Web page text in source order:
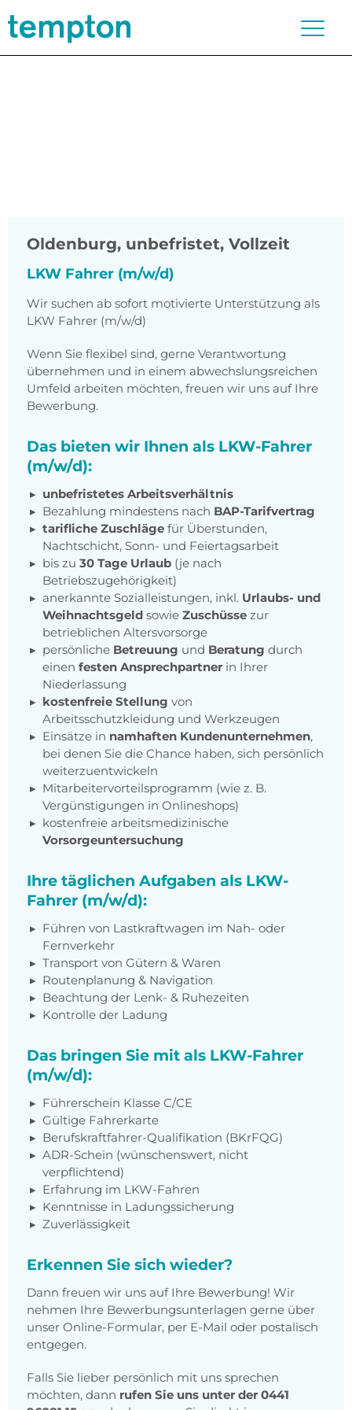
Oldenburg, unbefristet, Vollzeit
LKW Fahrer (m/w/d)
Wir suchen ab sofort motivierte Unterstützung als
LKW Fahrer (m/w/d)
Wenn Sie flexibel sind, gerne Verantwortung
übernehmen und in einem abwechslungsreichen
Umfeld arbeiten möchten, freuen wir uns auf Ihre
Bewerbung.
Das bieten wir Ihnen als LKW-Fahrer
(m/w/d):
unbefristetes Arbeitsverhältnis
Bezahlung mindestens nach BAP-Tarifvertrag
tarifliche Zuschläge für Überstunden,
Nachtschicht, Sonn- und Feiertagsarbeit
bis zu 30 Tage Urlaub (je nach
Betriebszugehörigkeit)
anerkannte Sozialleistungen, inkl. Urlaubs- und
Weihnachtsgeld sowie Zuschüsse zur
betrieblichen Altersvorsorge
persönliche Betreuung und Beratung durch
einen festen Ansprechpartner in Ihrer
Niederlassung
kostenfreie Stellung von
Arbeitsschutzkleidung und Werkzeugen
Einsätze in namhaften Kundenunternehmen,
bei denen Sie die Chance haben, sich persönlich
weiterzuentwickeln
Mitarbeitervorteilsprogramm (wie z. B.
Vergünstigungen in Onlineshops)
kostenfreie arbeitsmedizinische
Vorsorgeuntersuchung
Ihre täglichen Aufgaben als LKW-
Fahrer (m/w/d):
Führen von Lastkraftwagen im Nah- oder
Fernverkehr
Transport von Gütern & Waren
Routenplanung & Navigation
Beachtung der Lenk- & Ruhezeiten
Kontrolle der Ladung
Das bringen Sie mit als LKW-Fahrer
(m/w/d):
Führerschein Klasse C/CE
Gültige Fahrerkarte
Berufskraftfahrer-Qualifikation (BKrFQG)
ADR-Schein (wünschenswert, nicht
verpflichtend)
Erfahrung im LKW-Fahren
Kenntnisse in Ladungssicherung
Zuverlässigkeit
Erkennen Sie sich wieder?
Dann freuen wir uns auf Ihre Bewerbung! Wir
nehmen Ihre Bewerbungsunterlagen gerne über
unser Online-Formular, per E-Mail oder postalisch
entgegen.
Falls Sie lieber persönlich mit uns sprechen
möchten, dann rufen Sie uns unter der 0441